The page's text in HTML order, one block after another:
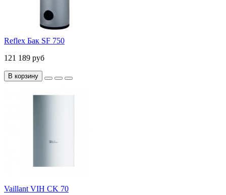
Reflex Бак SF 750
121 189 руб
В корзину
Vaillant VIH CK 70